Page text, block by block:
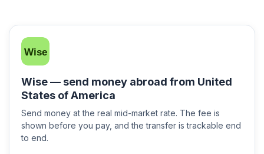
Wise — send money abroad from United
States of America
Send money at the real mid-market rate. The fee is
shown before you pay, and the transfer is trackable end
to end.